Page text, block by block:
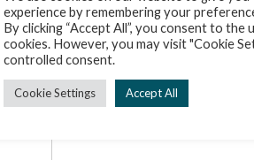
Telefono*
Messaggio *
experience by remembering your
By clicking “Accept All”, you consent to the
cookies. However, you may visit "Cookie
controlled consent.
Cookie Settings Accept All